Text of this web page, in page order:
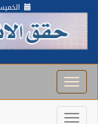
الخميس , 21 صفر